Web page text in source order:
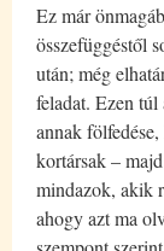
Ez már
összefüggéstől
után; még
feladat. Ezen túl
annak
kortársak –
mindazok, akik
ahogy azt ma